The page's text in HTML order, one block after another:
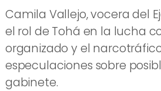
​Camila Vallejo, vocera del
el rol de Tohá en la lucha
organizado y el
especulaciones sobre
gabinete.